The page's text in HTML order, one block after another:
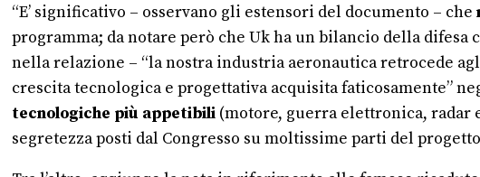
“E’ significativo – osservano gli estensori del documento – che
programma; da notare però che Uk ha un bilancio della
nella relazione – “la nostra industria aeronautica retrocede
crescita tecnologica e progettativa acquisita faticosamente”
tecnologiche più appetibili (motore, guerra elettronica, radar
segretezza posti dal Congresso su moltissime parti del